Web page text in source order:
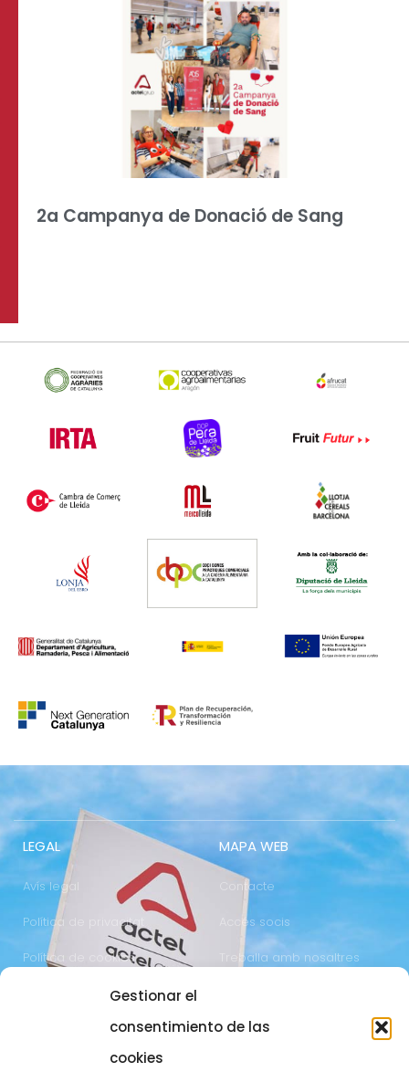
Gestionar el
consentimiento de las
cookies
2a Campanya de Donació de Sang
LEGAL
Avís legal
Política de privacitat
Política de cookies
MAPA WEB
Contacte
Accés socis
Treballa amb nosaltres
973 700 800
comunicacio@actel.es